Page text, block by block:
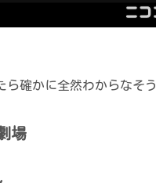
ら確かに全然わからなそう
場